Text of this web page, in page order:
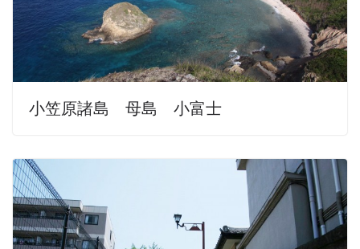
小笠原諸島 母島 小富士